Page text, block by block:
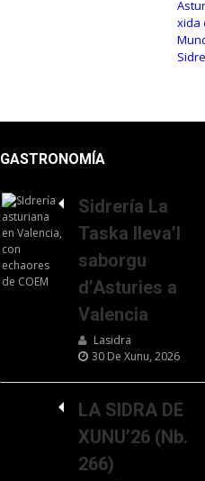
GASTRONOMÍA
Sidrería La
Taska lleva’l
saborgu
d’Asturies a
Valencia
Lasidra
30 De Xunu, 2026
LA SIDRA DE
XUNU’26 (Nb.
266)